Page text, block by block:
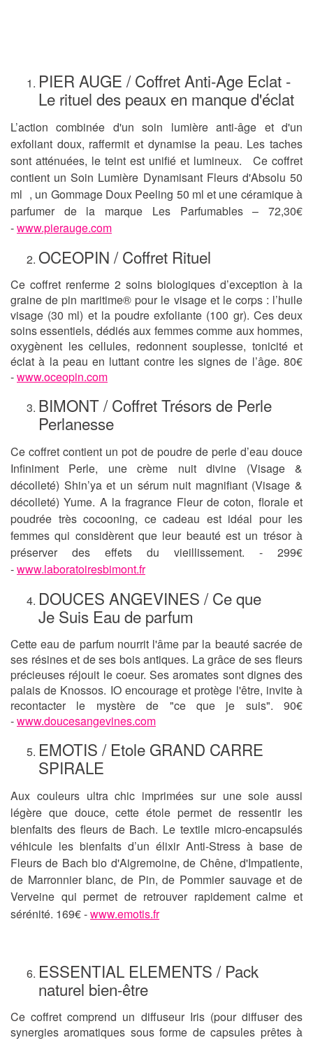
PIER AUGE / Coffret Anti-Age Eclat -
Le rituel des peaux en manque d'éclat
L’action combinée d'un soin lumière anti-âge et d'un
exfoliant doux, raffermit et dynamise la peau. Les taches
sont atténuées, le teint est unifié et lumineux. Ce coffret
contient un Soin Lumière Dynamisant Fleurs d'Absolu 50
ml , un Gommage Doux Peeling 50 ml et une céramique à
parfumer de la marque Les Parfumables – 72,30€
-www.pierauge.com
OCEOPIN / Coffret Rituel
Ce coffret renferme 2 soins biologiques d’exception à la
graine de pin maritime® pour le visage et le corps : l’huile
visage (30 ml) et la poudre exfoliante (100 gr). Ces deux
soins essentiels, dédiés aux femmes comme aux hommes,
oxygènent les cellules, redonnent souplesse, tonicité et
éclat à la peau en luttant contre les signes de l’âge. 80€
-www.oceopin.com
BIMONT / Coffret Trésors de Perle
Perlanesse
Ce coffret contient un pot de poudre de perle d’eau douce
Infiniment Perle, une crème nuit divine (Visage &
décolleté) Shin’ya et un sérum nuit magnifiant (Visage &
décolleté) Yume. A la fragrance Fleur de coton, florale et
poudrée très cocooning, ce cadeau est idéal pour les
femmes qui considèrent que leur beauté est un trésor à
préserver des effets du vieillissement. - 299€
-www.laboratoiresbimont.fr
DOUCES ANGEVINES / Ce que
Je Suis Eau de parfum
Cette eau de parfum nourrit l'âme par la beauté sacrée de
ses résines et de ses bois antiques. La grâce de ses fleurs
précieuses réjouit le coeur. Ses aromates sont dignes des
palais de Knossos. IO encourage et protège l'être, invite à
recontacter le mystère de "ce que je suis". 90€
-www.doucesangevines.com
EMOTIS / Etole GRAND CARRE
SPIRALE
Aux couleurs ultra chic imprimées sur une soie aussi
légère que douce, cette étole permet de ressentir les
bienfaits des fleurs de Bach. Le textile micro-encapsulés
véhicule les bienfaits d’un élixir Anti-Stress à base de
Fleurs de Bach bio d'Aigremoine, de Chêne, d'Impatiente,
de Marronnier blanc, de Pin, de Pommier sauvage et de
Verveine qui permet de retrouver rapidement calme et
sérénité. 169€ -www.emotis.fr
ESSENTIAL ELEMENTS / Pack
naturel bien-être
Ce coffret comprend un diffuseur Iris (pour diffuser des
synergies aromatiques sous forme de capsules prêtes à